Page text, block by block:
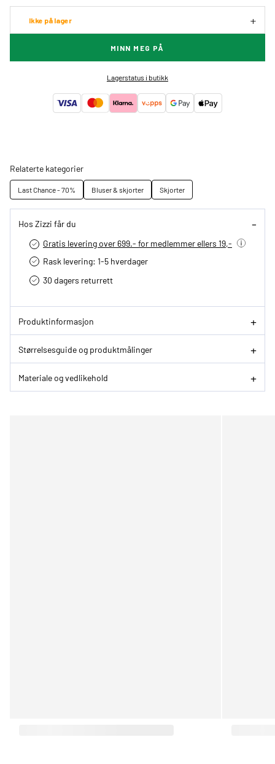
Ikke på lager
MINN MEG PÅ
Lagerstatus i butikk
Relaterte kategorier
Last Chance - 70% Bluser & skjorter Skjorter
Hos Zizzi får du
Gratis levering over 699.- for medlemmer ellers 19,-
Rask levering: 1-5 hverdager
30 dagers returrett
Produktinformasjon
Størrelsesguide og produktmålinger
Materiale og vedlikehold